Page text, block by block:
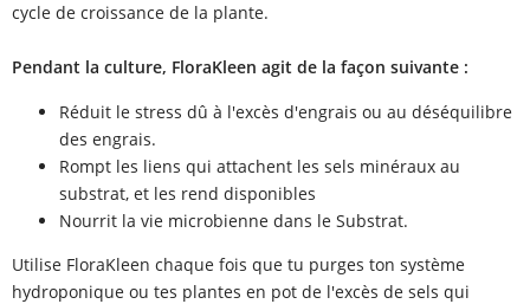
cycle de croissance de la plante.
Pendant la culture, FloraKleen agit de la façon suivante :
Réduit le stress dû à l'excès d'engrais ou au déséquilibre
des engrais.
Rompt les liens qui attachent les sels minéraux au
substrat, et les rend disponibles
Nourrit la vie microbienne dans le Substrat.
Utilise FloraKleen chaque fois que tu purges ton système
hydroponique ou tes plantes en pot de l'excès de sels qui